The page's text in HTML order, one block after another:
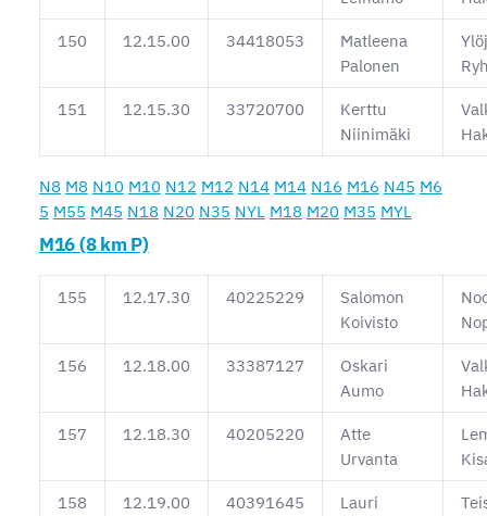
150 12.15.00 34418053
Matleena
Palonen
151 12.15.30 33720700
Kerttu
Niinimäki
N8 M8 N10 M10 N12 M12 N14 M14 N16 M16 N45 M6
5 M55 M45 N18 N20 N35 NYL M18 M20 M35 MYL
M16 (8 km P)
155 12.17.30 40225229
Salomon
Koivisto
156 12.18.00 33387127
Oskari
Aumo
157 12.18.30 40205220
Atte
Urvanta
158 12.19.00 40391645
Lauri